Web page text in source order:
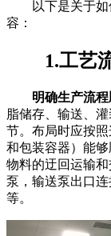
以下是关于如
容：
1.工艺流
明确生产流程
脂储存、输送、
节。布局时应按
和包装容器）能
物料的迂回运输
泵，输送泵出口
等。